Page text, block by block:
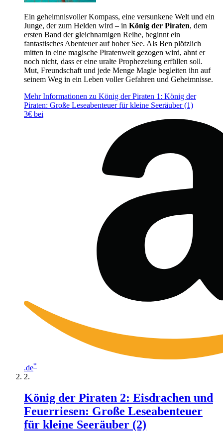
Ein geheimnisvoller Kompass, eine versunkene Welt und ein
Junge, der zum Helden wird – in König der Piraten, dem
ersten Band der gleichnamigen Reihe, beginnt ein
fantastisches Abenteuer auf hoher See. Als Ben plötzlich
mitten in eine magische Piratenwelt gezogen wird, ahnt er
noch nicht, dass er eine uralte Prophezeiung erfüllen soll.
Mut, Freundschaft und jede Menge Magie begleiten ihn auf
seinem Weg in ein Leben voller Gefahren und Geheimnisse.
Mehr Informationen zu König der Piraten 1: König der
Piraten: Große Leseabenteuer für kleine Seeräuber (1)
3€ bei
.de*
König der Piraten 2: Eisdrachen und
Feuerriesen: Große Leseabenteuer
für kleine Seeräuber (2)